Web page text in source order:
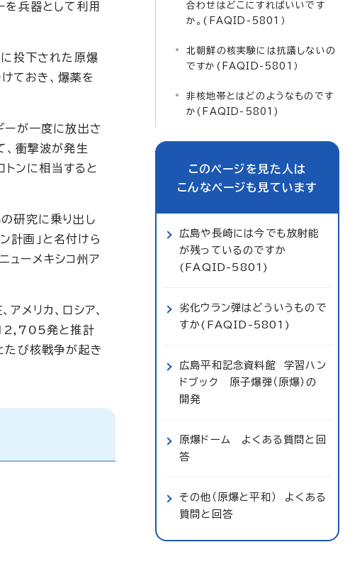
を兵器として利用
投下された原爆
ておき、爆薬を
ーが一度に放出さ
、衝撃波が発生
ンに相当すると
研究に乗り出し
計画」と名付けら
ーメキシコ州ア
リカ、ロシア、
12,705発と推計
たび核戦争が起き
合わせはどこにすればいいです
か。(FAQID-5801）
北朝鮮の核実験には抗議しないの
ですか(FAQID-5801）
非核地帯とはどのようなものです
か(FAQID-5801)
このページを見た人は
こんなページも見ています
広島や長崎には今でも放射能
が残っているのですか
(FAQID-5801)
劣化ウラン弾はどういうもので
すか(FAQID-5801)
広島平和記念資料館 学習ハン
ドブック 原子爆弾（原爆）の
開発
原爆ドーム よくある質問と回
答
その他（原爆と平和） よくある
質問と回答